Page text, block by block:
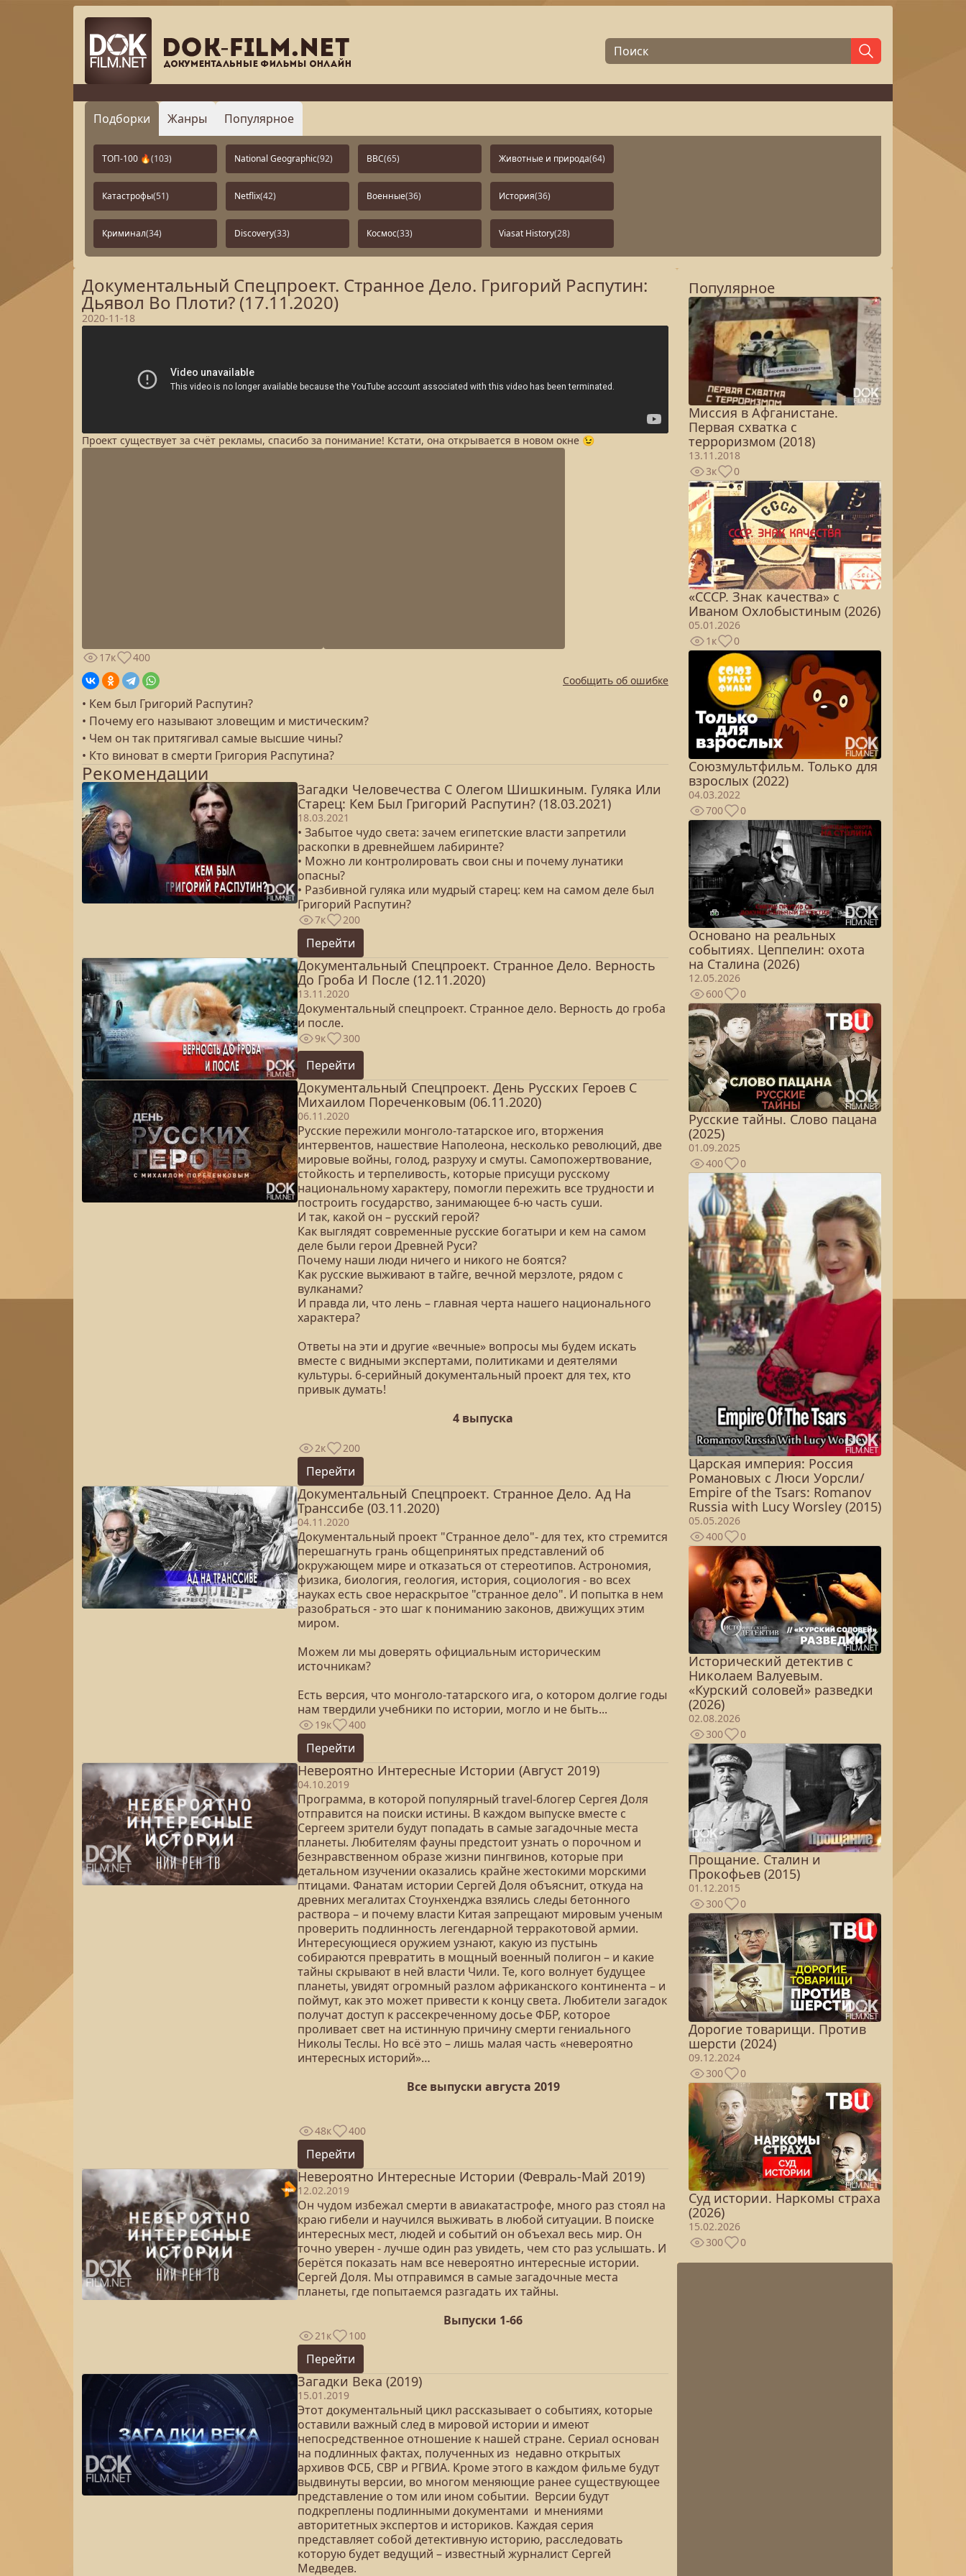
Подборки Жанры Популярное
ТОП-100 🔥(103) National Geographic(92) BBC(65) Животные и природа(64)
Катастрофы(51) Netflix(42) Военные(36) История(36)
Криминал(34) Discovery(33) Космос(33) Viasat History(28)
Документальный Спецпроект. Странное Дело. Григорий Распутин:
Дьявол Во Плоти? (17.11.2020)
2020-11-18
Проект существует за счёт рекламы, спасибо за понимание! Кстати, она открывается в новом окне 😉
17к
400
Сообщить об ошибке
• Кем был Григорий Распутин?
• Почему его называют зловещим и мистическим?
• Чем он так притягивал самые высшие чины?
• Кто виноват в смерти Григория Распутина?
Рекомендации
Загадки Человечества С Олегом Шишкиным. Гуляка Или
Старец: Кем Был Григорий Распутин? (18.03.2021)
18.03.2021
• Забытое чудо света: зачем египетские власти запретили
раскопки в древнейшем лабиринте?
• Можно ли контролировать свои сны и почему лунатики
опасны?
• Разбивной гуляка или мудрый старец: кем на самом деле был
Григорий Распутин?
7к 200
Перейти
Документальный Спецпроект. Странное Дело. Верность
До Гроба И После (12.11.2020)
13.11.2020
Документальный спецпроект. Странное дело. Верность до гроба
и после.
9к 300
Перейти
Документальный Спецпроект. День Русских Героев С
Михаилом Пореченковым (06.11.2020)
06.11.2020
Русские пережили монголо-татарское иго, вторжения
интервентов, нашествие Наполеона, несколько революций, две
мировые войны, голод, разруху и смуты. Самопожертвование,
стойкость и терпеливость, которые присущи русскому
национальному характеру, помогли пережить все трудности и
построить государство, занимающее 6-ю часть суши.
И так, какой он – русский герой?
Как выглядят современные русские богатыри и кем на самом
деле были герои Древней Руси?
Почему наши люди ничего и никого не боятся?
Как русские выживают в тайге, вечной мерзлоте, рядом с
вулканами?
И правда ли, что лень – главная черта нашего национального
характера?
Ответы на эти и другие «вечные» вопросы мы будем искать
вместе с видными экспертами, политиками и деятелями
культуры. 6-серийный документальный проект для тех, кто
привык думать!
4 выпуска
2к 200
Перейти
Документальный Спецпроект. Странное Дело. Ад На
Транссибе (03.11.2020)
04.11.2020
Документальный проект "Странное дело"- для тех, кто стремится
перешагнуть грань общепринятых представлений об
окружающем мире и отказаться от стереотипов. Астрономия,
физика, биология, геология, история, социология - во всех
науках есть свое нераскрытое "странное дело". И попытка в нем
разобраться - это шаг к пониманию законов, движущих этим
миром.
Можем ли мы доверять официальным историческим
источникам?
Есть версия, что монголо-татарского ига, о котором долгие годы
нам твердили учебники по истории, могло и не быть...
19к 400
Перейти
Невероятно Интересные Истории (Август 2019)
04.10.2019
Программа, в которой популярный travel-блогер Сергея Доля
отправится на поиски истины. В каждом выпуске вместе с
Сергеем зрители будут попадать в самые загадочные места
планеты. Любителям фауны предстоит узнать о порочном и
безнравственном образе жизни пингвинов, которые при
детальном изучении оказались крайне жестокими морскими
птицами. Фанатам истории Сергей Доля объяснит, откуда на
древних мегалитах Стоунхенджа взялись следы бетонного
раствора – и почему власти Китая запрещают мировым ученым
проверить подлинность легендарной терракотовой армии.
Интересующиеся оружием узнают, какую из пустынь
собираются превратить в мощный военный полигон – и какие
тайны скрывают в ней власти Чили. Те, кого волнует будущее
планеты, увидят огромный разлом африканского континента – и
поймут, как это может привести к концу света. Любители загадок
получат доступ к рассекреченному досье ФБР, которое
проливает свет на истинную причину смерти гениального
Николы Теслы. Но всё это – лишь малая часть «невероятно
интересных историй»…
Все выпуски августа 2019
48к 400
Перейти
Невероятно Интересные Истории (Февраль-Май 2019)
12.02.2019
Он чудом избежал смерти в авиакатастрофе, много раз стоял на
краю гибели и научился выживать в любой ситуации. В поиске
интересных мест, людей и событий он объехал весь мир. Он
точно уверен - лучше один раз увидеть, чем сто раз услышать. И
берётся показать нам все невероятно интересные истории.
Сергей Доля. Мы отправимся в самые загадочные места
планеты, где попытаемся разгадать их тайны.
Выпуски 1-66
21к 100
Перейти
Загадки Века (2019)
15.01.2019
Этот документальный цикл рассказывает о событиях, которые
оставили важный след в мировой истории и имеют
непосредственное отношение к нашей стране. Сериал основан
на подлинных фактах, полученных из недавно открытых
архивов ФСБ, СВР и РГВИА. Кроме этого в каждом фильме будут
выдвинуты версии, во многом меняющие ранее существующее
представление о том или ином событии. Версии будут
подкреплены подлинными документами и мнениями
авторитетных экспертов и историков. Каждая серия
представляет собой детективную историю, расследовать
которую будет ведущий – известный журналист Сергей
Медведев.
Популярное
Миссия в Афганистане.
Первая схватка с
терроризмом (2018)
13.11.2018
3к
0
«СССР. Знак качества» с
Иваном Охлобыстиным (2026)
05.01.2026
1к
0
Союзмультфильм. Только для
взрослых (2022)
04.03.2022
700
0
Основано на реальных
событиях. Цеппелин: охота
на Сталина (2026)
12.05.2026
600
0
Русские тайны. Слово пацана
(2025)
01.09.2025
400
0
Царская империя: Россия
Романовых с Люси Уорсли/
Empire of the Tsars: Romanov
Russia with Lucy Worsley (2015)
05.05.2026
400
0
Исторический детектив с
Николаем Валуевым.
«Курский соловей» разведки
(2026)
02.08.2026
300
0
Прощание. Сталин и
Прокофьев (2015)
01.12.2015
300
0
Дорогие товарищи. Против
шерсти (2024)
09.12.2024
300
0
Суд истории. Наркомы страха
(2026)
15.02.2026
300
0